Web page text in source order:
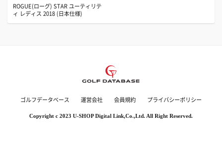
ROGUE(ローグ) STAR ユーティリテ
ィ レディス 2018 (日本仕様)
ゴルフデータベース 運営会社 会員規約 プライバシーポリシー
Copyright c 2023 U-SHOP Digital Link,Co.,Ltd. All Right Reserved.